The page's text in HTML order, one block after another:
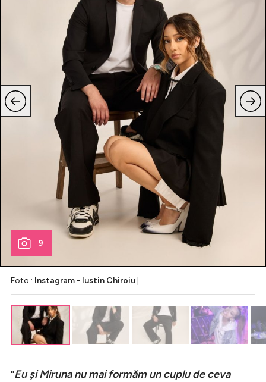
9
Foto : Instagram - Iustin Chiroiu
''Eu și Miruna nu mai formăm un cuplu de ceva